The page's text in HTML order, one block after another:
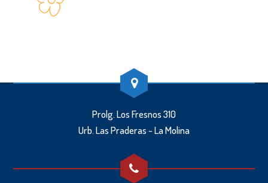
Prolg. Los Fresnos 310
Urb. Las Praderas - La Molina